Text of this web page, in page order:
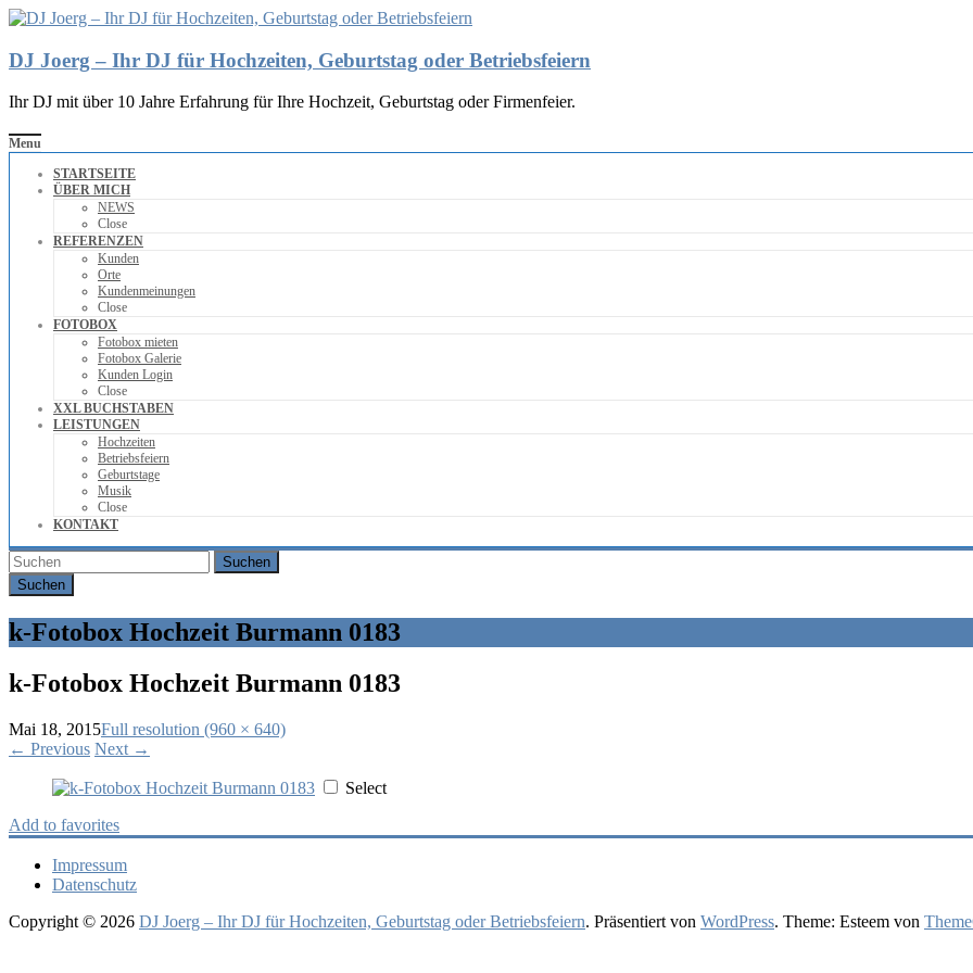
DJ Joerg – Ihr DJ für Hochzeiten, Geburtstag oder Betriebsfeiern
Ihr DJ mit über 10 Jahre Erfahrung für Ihre Hochzeit, Geburtstag oder Firmenfeier.
Menu
STARTSEITE
ÜBER MICH
NEWS
Close
REFERENZEN
Kunden
Orte
Kundenmeinungen
Close
FOTOBOX
Fotobox mieten
Fotobox Galerie
Kunden Login
Close
XXL BUCHSTABEN
LEISTUNGEN
Hochzeiten
Betriebsfeiern
Geburtstage
Musik
Close
KONTAKT
Suchen
k-Fotobox Hochzeit Burmann 0183
k-Fotobox Hochzeit Burmann 0183
Mai 18, 2015Full resolution (960 × 640)
← Previous Next →
Select
Add to favorites
Impressum
Datenschutz
Copyright © 2026 DJ Joerg – Ihr DJ für Hochzeiten, Geburtstag oder Betriebsfeiern. Präsentiert von WordPress. Theme: Esteem von